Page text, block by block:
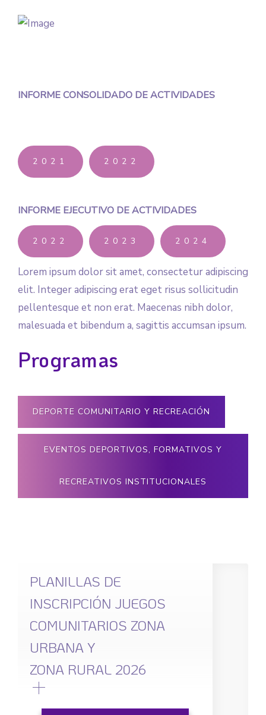
INFORME CONSOLIDADO DE ACTIVIDADES
2021 2022
INFORME EJECUTIVO DE ACTIVIDADES
2022 2023 2024
Lorem ipsum dolor sit amet, consectetur adipiscing
elit. Integer adipiscing erat eget risus sollicitudin
pellentesque et non erat. Maecenas nibh dolor,
malesuada et bibendum a, sagittis accumsan ipsum.
Programas
DEPORTE COMUNITARIO Y RECREACIÓN
EVENTOS DEPORTIVOS, FORMATIVOS Y
RECREATIVOS INSTITUCIONALES
PLANILLAS DE
INSCRIPCIÓN JUEGOS
COMUNITARIOS ZONA
URBANA Y
ZONA RURAL 2026